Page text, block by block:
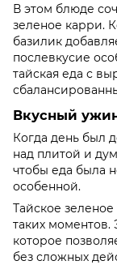
В этом блюде
зеленое карри.
базилик
послевкусие
тайская еда с
Вкусный
Когда день был
над плитой и
чтобы еда была
особенной.
Тайское
таких моментов.
которое
без сложных